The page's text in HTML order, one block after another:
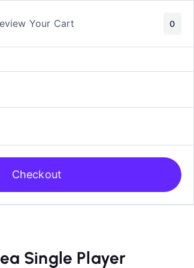
Single Player
Your Cart 0
Checkout